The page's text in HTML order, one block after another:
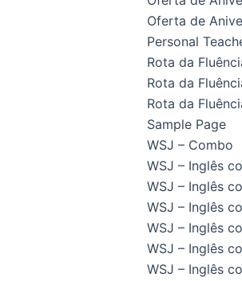
Oferta de
Personal
Rota da
Rota da
Rota da
Sample Page
WSJ – Combo
WSJ – Inglês
WSJ – Inglês
WSJ – Inglês
WSJ – Inglês
WSJ – Inglês
WSJ – Inglês